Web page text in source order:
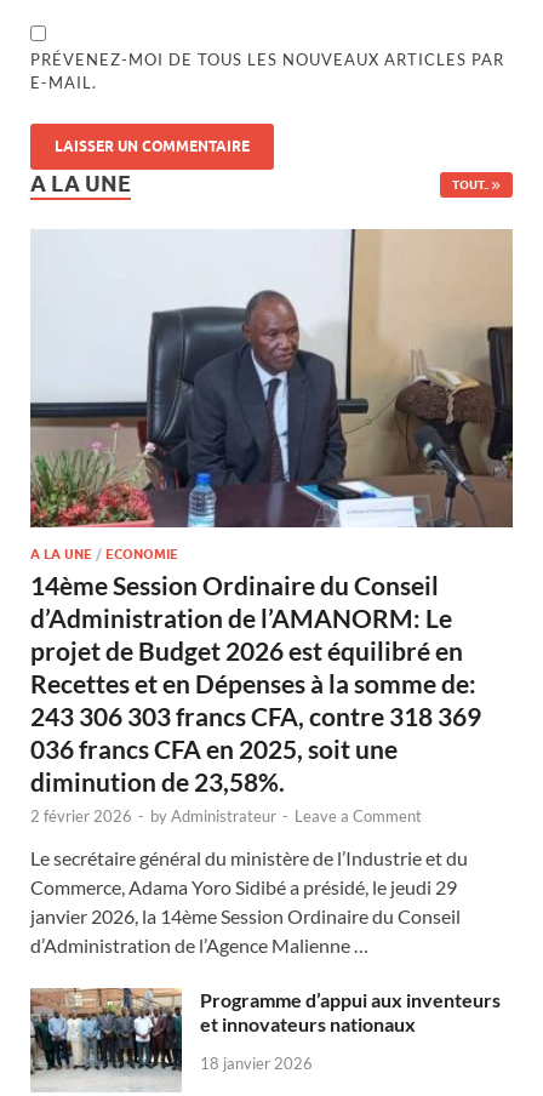
PRÉVENEZ-MOI DE TOUS LES NOUVEAUX ARTICLES PAR
E-MAIL.
A LA UNE TOUT..
A LA UNE / ECONOMIE
14ème Session Ordinaire du Conseil
d’Administration de l’AMANORM: Le
projet de Budget 2026 est équilibré en
Recettes et en Dépenses à la somme de:
243 306 303 francs CFA, contre 318 369
036 francs CFA en 2025, soit une
diminution de 23,58%.
2 février 2026 - byAdministrateur - Leave a Comment
Le secrétaire général du ministère de l’Industrie et du
Commerce, Adama Yoro Sidibé a présidé, le jeudi 29
janvier 2026, la 14ème Session Ordinaire du Conseil
d’Administration de l’Agence Malienne …
Programme d’appui aux inventeurs
et innovateurs nationaux
18 janvier 2026